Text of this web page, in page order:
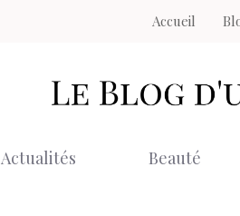
Accueil
Actualités Beauté